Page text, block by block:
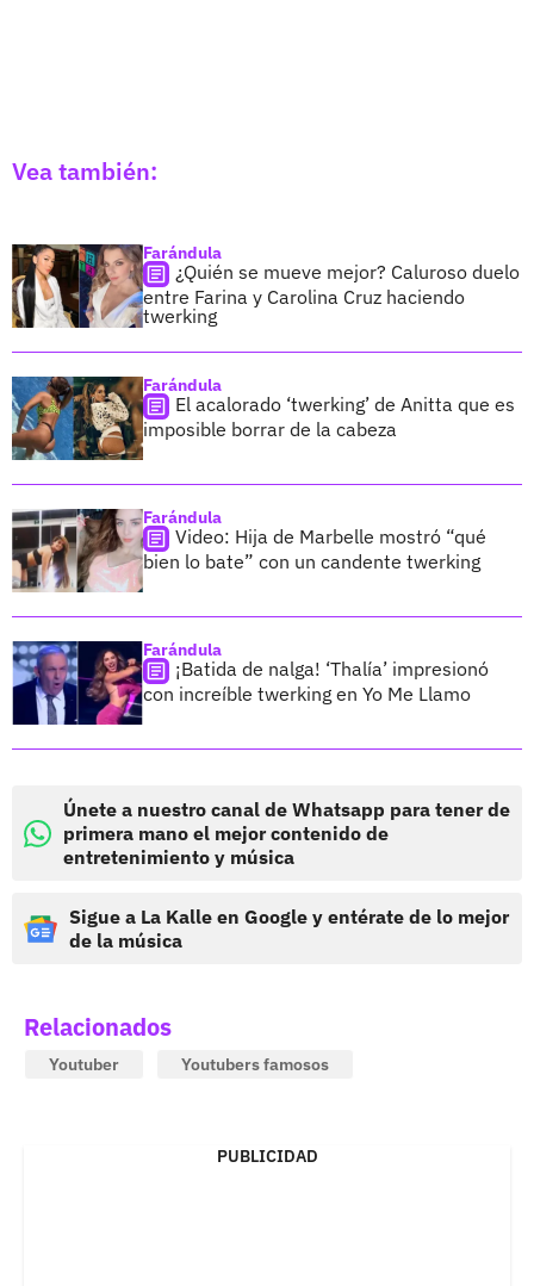
Vea también:
Farándula
¿Quién se mueve mejor? Caluroso duelo
entre Farina y Carolina Cruz haciendo
twerking
Farándula
El acalorado ‘twerking’ de Anitta que es
imposible borrar de la cabeza
Farándula
Video: Hija de Marbelle mostró “qué
bien lo bate” con un candente twerking
Farándula
¡Batida de nalga! ‘Thalía’ impresionó
con increíble twerking en Yo Me Llamo
Únete a nuestro canal de Whatsapp para tener de
primera mano el mejor contenido de
entretenimiento y música
Sigue a La Kalle en Google y entérate de lo mejor
de la música
Relacionados
Youtuber Youtubers famosos
PUBLICIDAD